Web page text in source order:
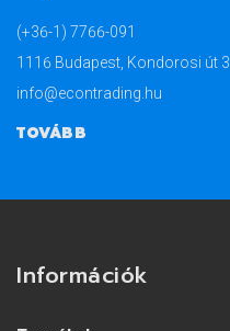
(+36-1) 7766-091
1116 Budapest, Kondorosi út 3.
info@econtrading.hu
TOVÁBB
Információk